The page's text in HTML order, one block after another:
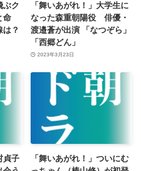
ぶク
命
？
「舞いあがれ！」大学生に
なった森重朝陽役 俳優・
渡邉蒼が出演 「なつぞら」
「西郷どん」
2023年3月23日
貞子
「舞いあがれ！」ついにむ